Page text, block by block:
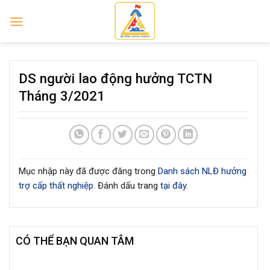
DS người lao động hưởng TCTN
Tháng 3/2021
Mục nhập này đã được đăng trong Danh sách NLĐ hưởng
trợ cấp thất nghiệp. Đánh dấu trang tại đây.
CÓ THỂ BẠN QUAN TÂM